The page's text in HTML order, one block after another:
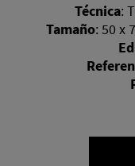
Técnica:
Tamaño: 50 x